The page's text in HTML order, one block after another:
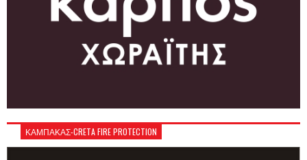
ΚΑΜΠΑΚΑΣ-CRETA FIRE PROTECTION